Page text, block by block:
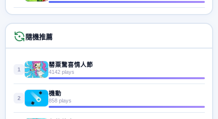
隨機推薦
1
罌粟驚喜情人節
4142 plays
2
機動
858 plays